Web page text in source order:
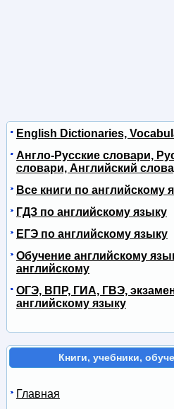
English Dictionaries,
Англо-Русские словари,
словари, Английский
Все книги по английскому
ГДЗ по английскому языку
ЕГЭ по английскому языку
Обучение английскому
английскому
ОГЭ, ВПР, ГИА, ГВЭ,
английскому языку
Книги, учебники,
Главная